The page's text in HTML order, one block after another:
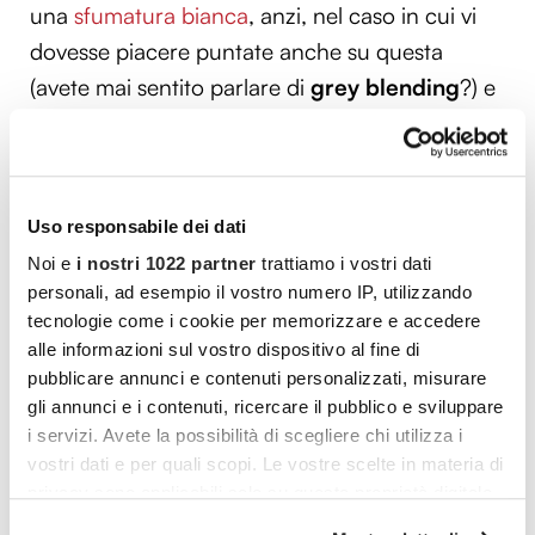
Uso responsabile dei dati
Noi e i nostri 1022 partner trattiamo i vostri dati
personali, ad esempio il vostro numero IP, utilizzando
tecnologie come i cookie per memorizzare e accedere
alle informazioni sul vostro dispositivo al fine di
pubblicare annunci e contenuti personalizzati, misurare
gli annunci e i contenuti, ricercare il pubblico e sviluppare
i servizi. Avete la possibilità di scegliere chi utilizza i
vostri dati e per quali scopi. Le vostre scelte in materia di
una sfumatura bianca, anzi, nel caso in cui vi
dovesse piacere puntate anche su questa
(avete mai sentito parlare di grey blending?) e
sprigionate tutta la personalità che avete in
corpo: a 50 anni la vita regala sorprese e la
giocate con il vostro stile!
Vuoi commentare l’articolo? Iscriviti
alla community e partecipa alla
discussione.
Cocooners è una community che aggrega